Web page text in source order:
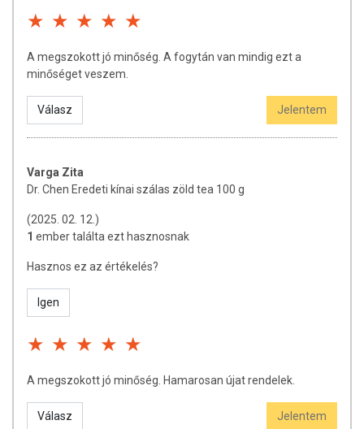
A megszokott jó minőség. A fogytán van mindig ezt a
minőséget veszem.
Válasz Jelentem
Varga Zita
Dr. Chen Eredeti kínai szálas zöld tea 100 g
(2025. 02. 12.)
1 ember találta ezt hasznosnak
Hasznos ez az értékelés?
Igen
A megszokott jó minőség. Hamarosan újat rendelek.
Válasz Jelentem